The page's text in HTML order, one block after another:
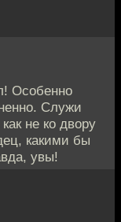
Особенно
Служи
не ко двору
какими бы
увы!